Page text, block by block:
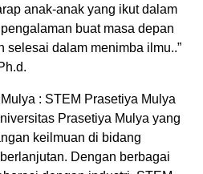
anak-anak yang ikut dalam
buat masa depan
selesai dalam menimba ilmu..”
: STEM Prasetiya Mulya
Prasetiya Mulya yang
keilmuan di bidang
Dengan berbagai